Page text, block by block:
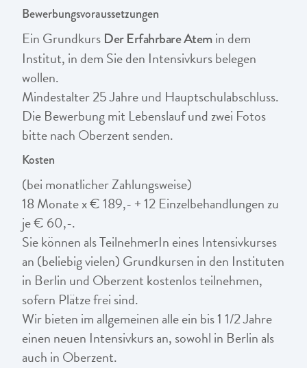
Bewerbungsvoraussetzungen
Ein Grundkurs Der Erfahrbare Atemin dem
Institut, in dem Sie den Intensivkurs belegen
wollen.
Mindestalter 25 Jahre und Hauptschulabschluss.
Die Bewerbung mit Lebenslauf und zwei Fotos
bitte nach Oberzent senden.
Kosten
(bei monatlicher Zahlungsweise)
18 Monate x € 189,- + 12 Einzelbehandlungen zu
je € 60,-.
Sie können als TeilnehmerIn eines Intensivkurses
an (beliebig vielen) Grundkursen in den Instituten
in Berlin und Oberzent kostenlos teilnehmen,
sofern Plätze frei sind.
Wir bieten im allgemeinen alle ein bis 1 1/2 Jahre
einen neuen Intensivkurs an, sowohl in Berlin als
auch in Oberzent.